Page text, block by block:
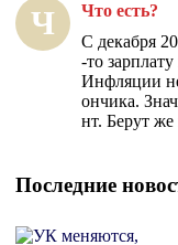
Ч Что есть?
С декабря
-то
Инфляции
ончика.
нт. Берут же
Последние